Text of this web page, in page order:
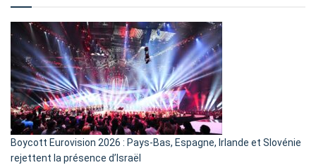
ça
marche
?
Boycott Eurovision 2026 : Pays-Bas, Espagne, Irlande et Slovénie
rejettent la présence d’Israël